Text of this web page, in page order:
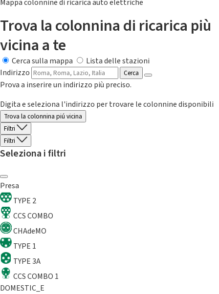
Mappa colonnine di ricarica auto elettriche
Trova la colonnina di ricarica più
vicina a te
Cerca sulla mappa
Lista delle stazioni
Indirizzo
Cerca
Prova a inserire un indirizzo più preciso.
Digita e seleziona l'indirizzo per trovare le colonnine disponibili
Trova la colonnina piú vicina
Filtri
Filtri
Seleziona i filtri
Presa
TYPE 2
CCS COMBO
CHAdeMO
TYPE 1
TYPE 3A
CCS COMBO 1
DOMESTIC_E